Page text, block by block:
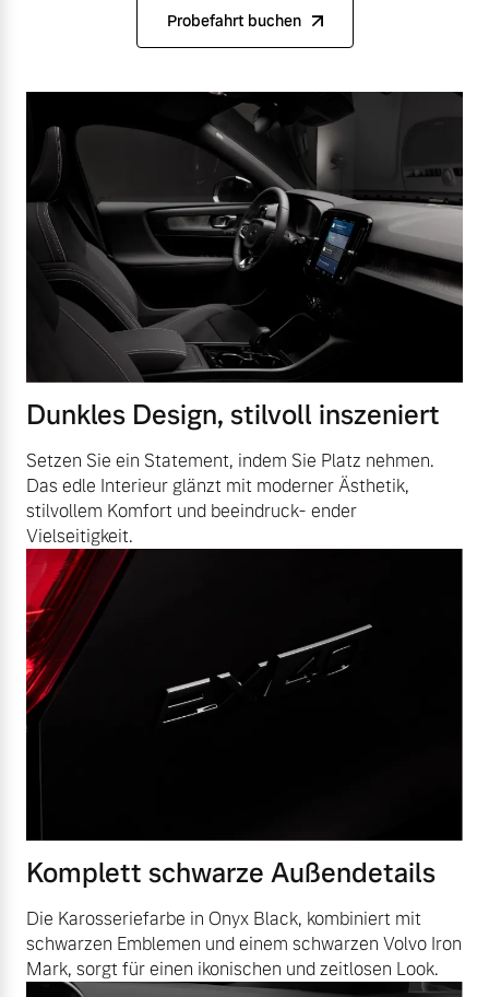
Probefahrt buchen
Dunkles Design, stilvoll inszeniert
Setzen Sie ein Statement, indem Sie Platz nehmen.
Das edle Interieur glänzt mit moderner Ästhetik,
stilvollem Komfort und beeindruck- ender
Vielseitigkeit.
Komplett schwarze Außendetails
Die Karosseriefarbe in Onyx Black, kombiniert mit
schwarzen Emblemen und einem schwarzen Volvo Iron
Mark, sorgt für einen ikonischen und zeitlosen Look.